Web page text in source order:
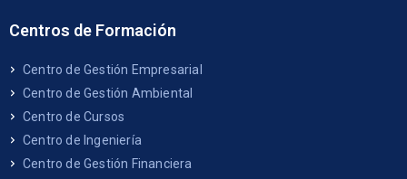
Centros de Formación
Centro de Gestión Empresarial
Centro de Gestión Ambiental
Centro de Cursos
Centro de Ingeniería
Centro de Gestión Financiera